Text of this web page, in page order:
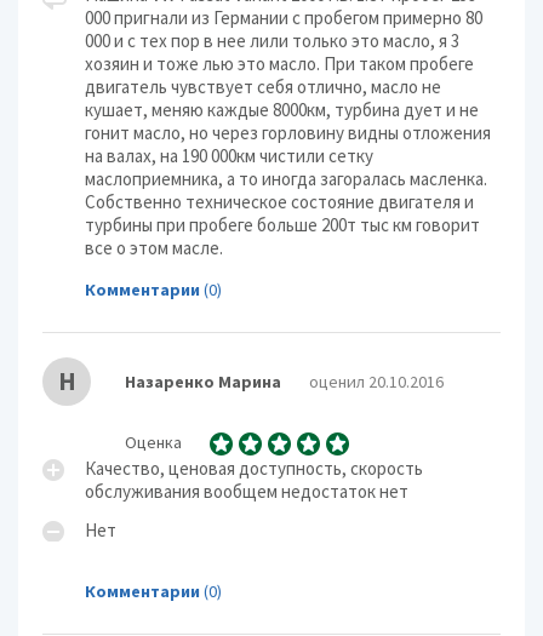
000 пригнали из Германии с пробегом примерно 80
000 и с тех пор в нее лили только это масло, я 3
хозяин и тоже лью это масло. При таком пробеге
двигатель чувствует себя отлично, масло не
кушает, меняю каждые 8000км, турбина дует и не
гонит масло, но через горловину видны отложения
на валах, на 190 000км чистили сетку
маслоприемника, а то иногда загоралась масленка.
Собственно техническое состояние двигателя и
турбины при пробеге больше 200т тыс км говорит
все о этом масле.
Комментарии (0)
Н Назаренко Марина оценил 20.10.2016
Оценка
Качество, ценовая доступность, скорость
обслуживания вообщем недостаток нет
Нет
Комментарии (0)